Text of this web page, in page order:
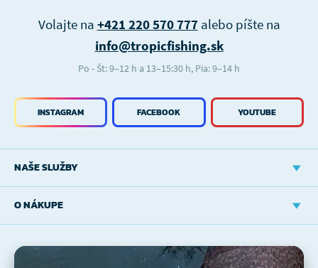
NAŠE SLUŽBY
O NÁKUPE
INSTAGRAM FACEBOOK YOUTUBE
Volajte na +421 220 570 777alebo píšte na
info@tropicfishing.sk
Po - Št: 9–12 h a 13–15:30 h, Pia: 9–14 h